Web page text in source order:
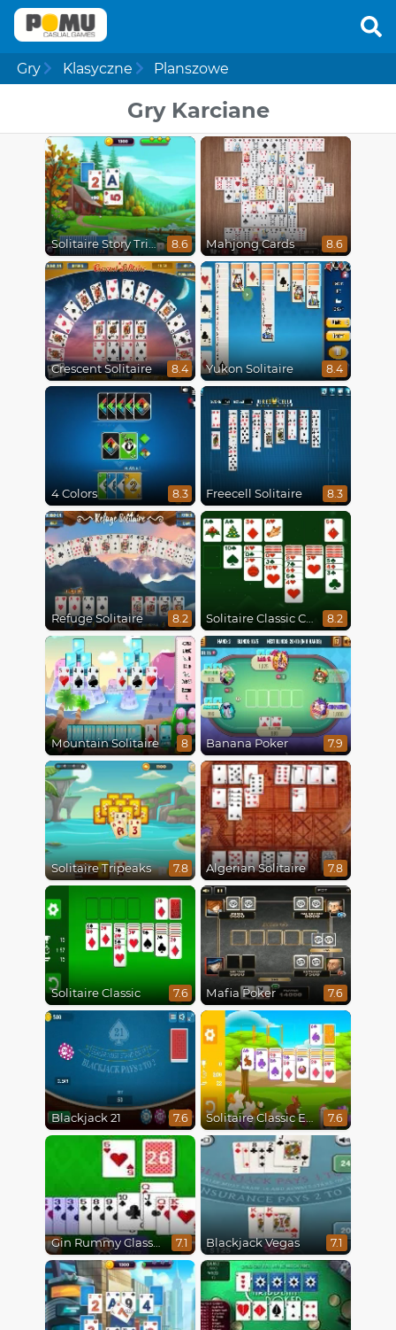
Gry Klasyczne Planszowe
Gry Karciane
Solitaire Story Tripeaks 4 8.6 Mahjong Cards 8.6
Crescent Solitaire 8.4 Yukon Solitaire 8.4
4 Colors 8.3 Freecell Solitaire 8.3
Refuge Solitaire 8.2 Solitaire Classic Christmas 8.2
Mountain Solitaire 8 Banana Poker 7.9
Solitaire Tripeaks 7.8 Algerian Solitaire 7.8
Solitaire Classic 7.6 Mafia Poker 7.6
Blackjack 21 7.6 Solitaire Classic Easter 7.6
Gin Rummy Classic 7.1 Blackjack Vegas 7.1